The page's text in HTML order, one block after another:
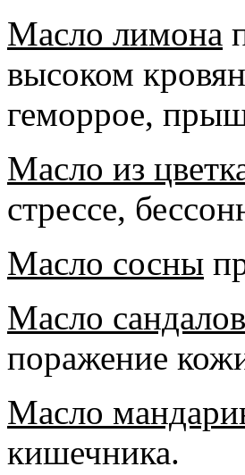
Масло лимона
высоком
геморрое,
Масло из
стрессе,
Масло сосны
Масло
поражение
Масло
кишечника.